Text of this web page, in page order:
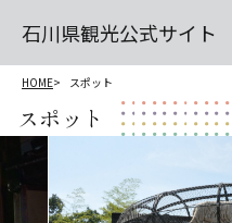
石川県観光公式サイト
HOME スポット
スポット